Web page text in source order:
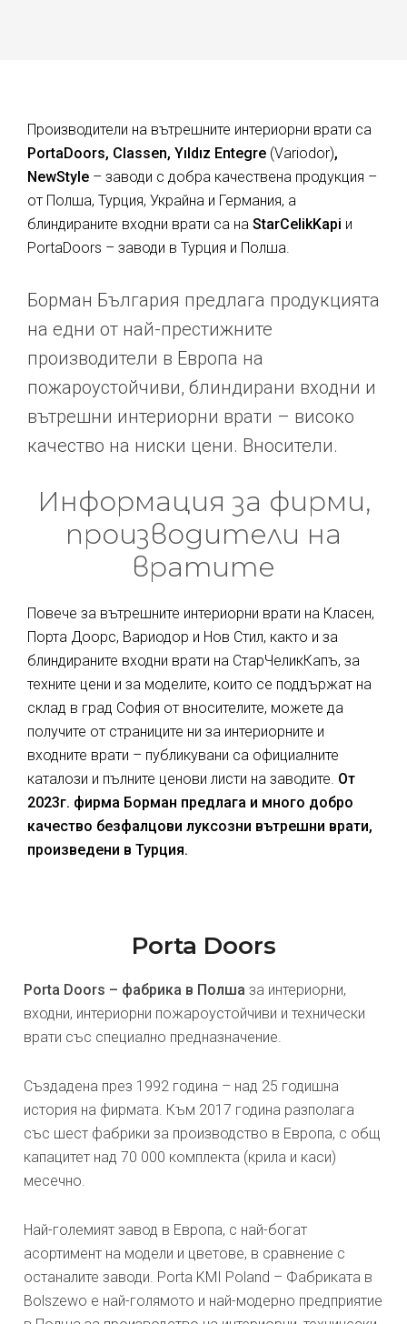
Производители на вътрешните интериорни врати са
PortaDoors, Classen, Yıldız Entegre (Variodor),
NewStyle – заводи с добра качествена продукция –
от Полша, Турция, Украйна и Германия, а
блиндираните входни врати са на StarCelikKapi и
PortaDoors – заводи в Турция и Полша.
Борман България предлага продукцията
на едни от най-престижните
производители в Европа на
пожароустойчиви, блиндирани входни и
вътрешни интериорни врати – високо
качество на ниски цени. Вносители.
Информация за фирми,
производители на
вратите
Повече за вътрешните интериорни врати на Класен,
Порта Доорс, Вариодор и Нов Стил, както и за
блиндираните входни врати на СтарЧеликКапъ, за
техните цени и за моделите, които се поддържат на
склад в град София от вносителите, можете да
получите от страниците ни за интериорните и
входните врати – публикувани са официалните
каталози и пълните ценови листи на заводите. От
2023г. фирма Борман предлага и много добро
качество безфалцови луксозни вътрешни врати,
произведени в Турция.
Porta Doors
Porta Doors – фабрика в Полша за интериорни,
входни, интериорни пожароустойчиви и технически
врати със специално предназначение.
Създадена през 1992 година – над 25 годишна
история на фирмата. Към 2017 година разполага
със шест фабрики за производство в Европа, с общ
капацитет над 70 000 комплекта (крила и каси)
месечно.
Най-големият завод в Европа, с най-богат
асортимент на модели и цветове, в сравнение с
останалите заводи. Porta KMI Poland – Фабриката в
Bolszewo е най-голямото и най-модерно предприятие